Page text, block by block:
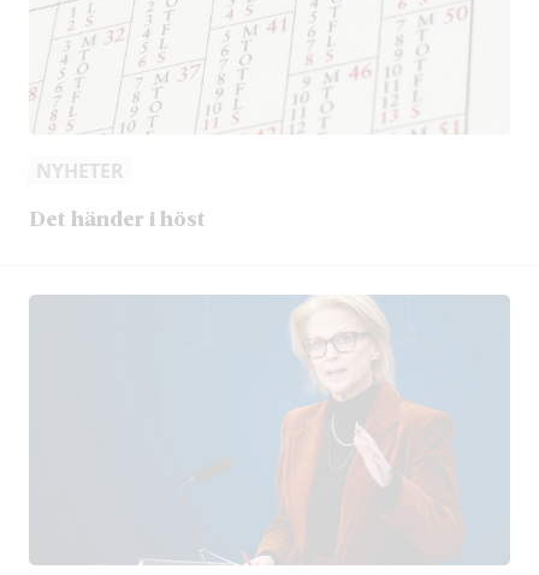
NYHETER
Det händer i höst